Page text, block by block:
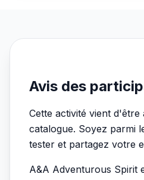
Avis des
Cette activité vient d'être
catalogue. Soyez parmi
tester et partagez votre
A&A Adventurous Spirit